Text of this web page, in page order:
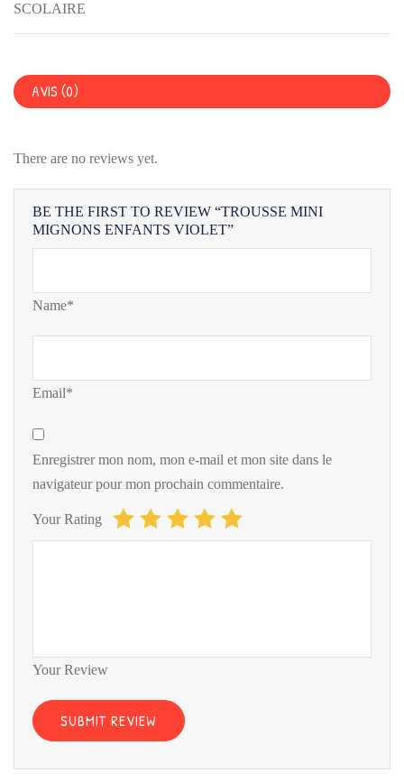
SCOLAIRE
AVIS (0)
There are no reviews yet.
BE THE FIRST TO REVIEW “TROUSSE MINI
MIGNONS ENFANTS VIOLET”
Name*
Email*
Enregistrer mon nom, mon e-mail et mon site dans le
navigateur pour mon prochain commentaire.
Your Rating
Your Review